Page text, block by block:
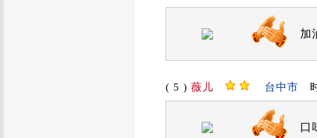
加
( 5 ) 薇儿 台中市
口